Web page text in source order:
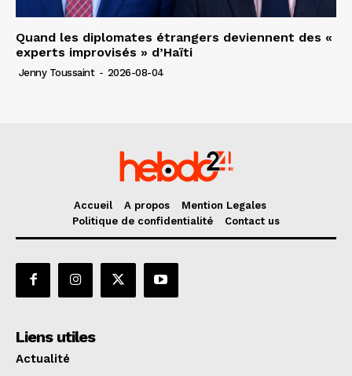
Quand les diplomates étrangers deviennent des «
experts improvisés » d’Haïti
Jenny Toussaint - 2026-08-04
Accueil A propos
Mention Legales
Politique de confidentialité
Contact us
Liens utiles
Actualité